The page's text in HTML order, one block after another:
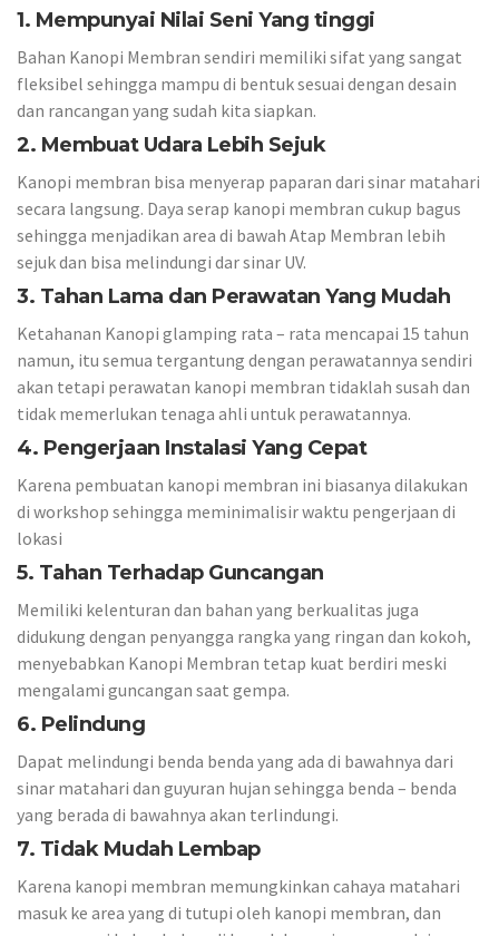
1. Mempunyai Nilai Seni Yang tinggi
Bahan Kanopi Membran sendiri memiliki sifat yang sangat
fleksibel sehingga mampu di bentuk sesuai dengan desain
dan rancangan yang sudah kita siapkan.
2. Membuat Udara Lebih Sejuk
Kanopi membran bisa menyerap paparan dari sinar matahari
secara langsung. Daya serap kanopi membran cukup bagus
sehingga menjadikan area di bawah Atap Membran lebih
sejuk dan bisa melindungi dar sinar UV.
3. Tahan Lama dan Perawatan Yang Mudah
Ketahanan Kanopi glamping rata – rata mencapai 15 tahun
namun, itu semua tergantung dengan perawatannya sendiri
akan tetapi perawatan kanopi membran tidaklah susah dan
tidak memerlukan tenaga ahli untuk perawatannya.
4. Pengerjaan Instalasi Yang Cepat
Karena pembuatan kanopi membran ini biasanya dilakukan
di workshop sehingga meminimalisir waktu pengerjaan di
lokasi
5. Tahan Terhadap Guncangan
Memiliki kelenturan dan bahan yang berkualitas juga
didukung dengan penyangga rangka yang ringan dan kokoh,
menyebabkan Kanopi Membran tetap kuat berdiri meski
mengalami guncangan saat gempa.
6. Pelindung
Dapat melindungi benda benda yang ada di bawahnya dari
sinar matahari dan guyuran hujan sehingga benda – benda
yang berada di bawahnya akan terlindungi.
7. Tidak Mudah Lembap
Karena kanopi membran memungkinkan cahaya matahari
masuk ke area yang di tutupi oleh kanopi membran, dan